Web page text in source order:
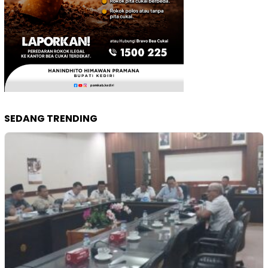
SEDANG TRENDING